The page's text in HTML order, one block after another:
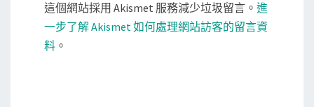
這個網站採用 Akismet 服務減少垃圾留言。 進
一步了解 Akismet 如何處理網站訪客的留言資
料 。